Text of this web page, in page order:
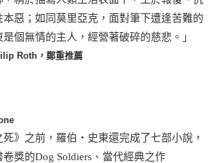
惡；如同莫里亞克，面對筆下遭逢苦難的
個無情的主人，經營著破碎的慈悲。」
Roth，鄭重推薦
》之前，羅伯‧史東還完成了七部小說，
獎的Dog Soldiers、當代經典之作